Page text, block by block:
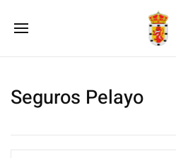
Seguros Pelayo